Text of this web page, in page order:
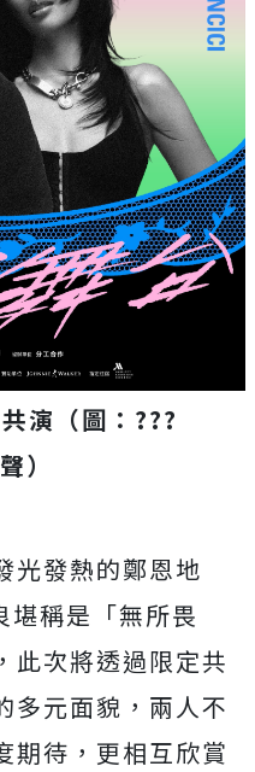
演（圖：???
）
光發熱的鄭恩地
稱是「無所畏
此次將透過限定共
多元面貌，兩人不
期待，更相互欣賞